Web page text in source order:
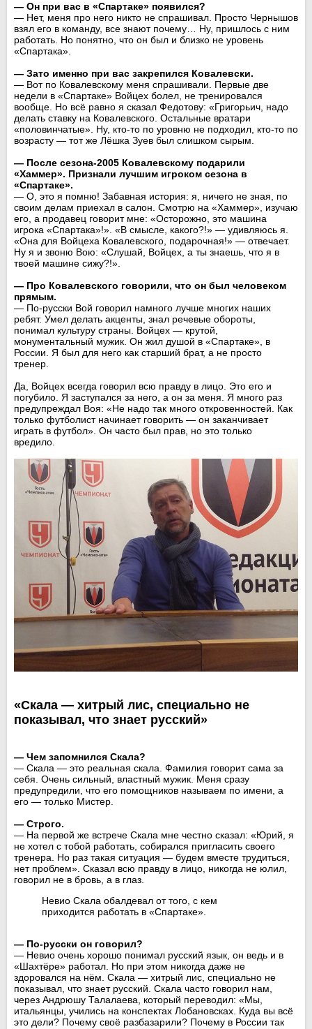
— Он при вас в «Спартаке» появился?
— Нет, меня про него никто не спрашивал. Просто Чернышов
взял его в команду, все знают почему… Ну, пришлось с ним
работать. Но понятно, что он был и близко не уровень
«Спартака».
— Зато именно при вас закрепился Ковалевски.
— Вот по Ковалевскому меня спрашивали. Первые две
недели в «Спартаке» Войцех болел, не тренировался
вообще. Но всё равно я сказал Федотову: «Григорьич, надо
делать ставку на Ковалевского. Остальные вратари
«половинчатые». Ну, кто-то по уровню не подходил, кто-то по
возрасту — тот же Лёшка Зуев был слишком сырым.
— После сезона-2005 Ковалевскому подарили
«Хаммер». Признали лучшим игроком сезона в
«Спартаке».
— О, это я помню! Забавная история: я, ничего не зная, по
своим делам приехал в салон. Смотрю на «Хаммер», изучаю
его, а продавец говорит мне: «Осторожно, это машина
игрока «Спартака»!». «В смысле, какого?!» — удивляюсь я.
«Она для Войцеха Ковалевского, подарочная!» — отвечает.
Ну я и звоню Вою: «Слушай, Войцех, а ты знаешь, что я в
твоей машине сижу?!».
— Про Ковалевского говорили, что он был человеком
прямым.
— По-русски Вой говорил намного лучше многих наших
ребят. Умел делать акценты, знал речевые обороты,
понимал культуру страны. Войцех — крутой,
монументальный мужик. Он жил душой в «Спартаке», в
России. Я был для него как старший брат, а не просто
тренер.
Да, Войцех всегда говорил всю правду в лицо. Это его и
погубило. Я заступался за него, а он за меня. Я много раз
предупреждал Воя: «Не надо так много откровенностей. Как
только футболист начинает говорить — он заканчивает
играть в футбол». Он часто был прав, но это только
вредило.
«Скала — хитрый лис, специально не
показывал, что знает русский»
— Чем запомнился Скала?
— Скала — это реальная скала. Фамилия говорит сама за
себя. Очень сильный, властный мужик. Меня сразу
предупредили, что его помощников называем по имени, а
его — только Мистер.
— Строго.
— На первой же встрече Скала мне честно сказал: «Юрий, я
не хотел с тобой работать, собирался пригласить своего
тренера. Но раз такая ситуация — будем вместе трудиться,
нет проблем». Сказал всю правду в лицо, никогда не юлил,
говорил не в бровь, а в глаз.
Невио Скала обалдевал от того, с кем
приходится работать в «Спартаке».
— По-русски он говорил?
— Невио очень хорошо понимал русский язык, он ведь и в
«Шахтёре» работал. Но при этом никогда даже не
здоровался на нём. Скала — хитрый лис, специально не
показывал, что знает русский. Скала часто говорил нам,
через Андрюшу Талалаева, который переводил: «Мы,
итальянцы, учились на конспектах Лобановсках. Куда вы всё
это дели? Почему своё разбазарили? Почему в России так